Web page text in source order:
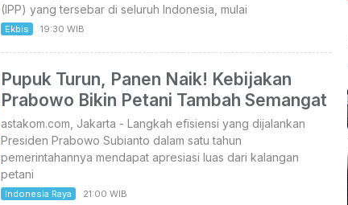
(IPP) yang tersebar di seluruh Indonesia, mulai
Ekbis 19:30 WIB
Pupuk Turun, Panen Naik! Kebijakan
Prabowo Bikin Petani Tambah Semangat
astakom.com, Jakarta - Langkah efisiensi yang dijalankan
Presiden Prabowo Subianto dalam satu tahun
pemerintahannya mendapat apresiasi luas dari kalangan
petani
Indonesia Raya 21:00 WIB